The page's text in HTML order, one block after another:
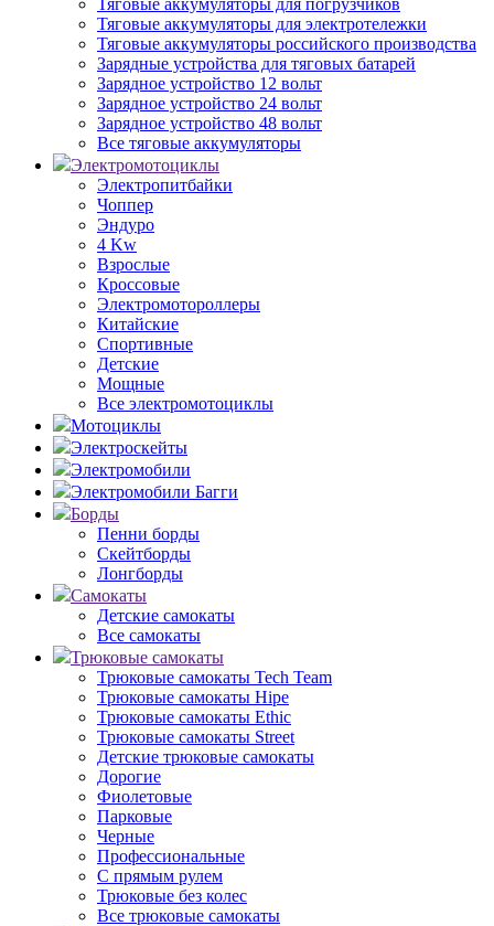
Тяговые аккумуляторы для погрузчиков
Тяговые аккумуляторы для электротележки
Тяговые аккумуляторы российского производства
Зарядные устройства для тяговых батарей
Зарядное устройство 12 вольт
Зарядное устройство 24 вольт
Зарядное устройство 48 вольт
Все тяговые аккумуляторы
Электромотоциклы
Электропитбайки
Чоппер
Эндуро
4 Kw
Взрослые
Кроссовые
Электромотороллеры
Китайские
Спортивные
Детские
Мощные
Все электромотоциклы
Мотоциклы
Электроскейты
Электромобили
Электромобили Багги
Борды
Пенни борды
Скейтборды
Лонгборды
Самокаты
Детские самокаты
Все самокаты
Трюковые самокаты
Трюковые самокаты Tech Team
Трюковые самокаты Hipe
Трюковые самокаты Ethic
Трюковые самокаты Street
Детские трюковые самокаты
Дорогие
Фиолетовые
Парковые
Черные
Профессиональные
С прямым рулем
Трюковые без колес
Все трюковые самокаты